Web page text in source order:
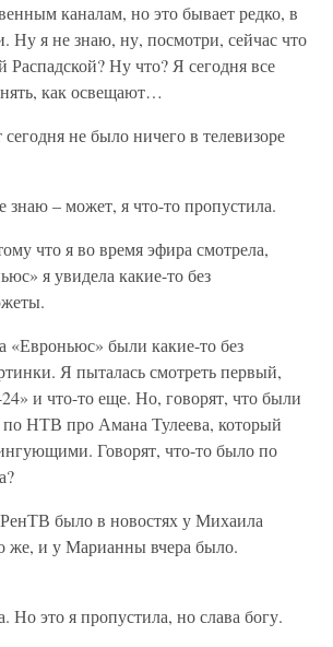
каналам, но это бывает редко, в
Ну я не знаю, ну, посмотри, сейчас что
Распадской? Ну что? Я сегодня все
как освещают…
не было ничего в телевизоре
– может, я что-то пропустила.
что я во время эфира смотрела,
я увидела какие-то без
были какие-то без
Я пыталась смотреть первый,
и что-то еще. Но, говорят, что были
НТВ про Амана Тулеева, который
Говорят, что-то было по
было в новостях у Михаила
же, и у Марианны вчера было.
это я пропустила, но слава богу.